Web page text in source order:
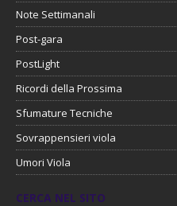
Note Settimanali
Post-gara
PostLight
Ricordi della Prossima
Sfumature Tecniche
Sovrappensieri viola
Umori Viola
CERCA NEL SITO